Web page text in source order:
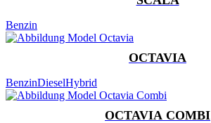
Benzin
OCTAVIA
BenzinDieselHybrid
OCTAVIA COMBI